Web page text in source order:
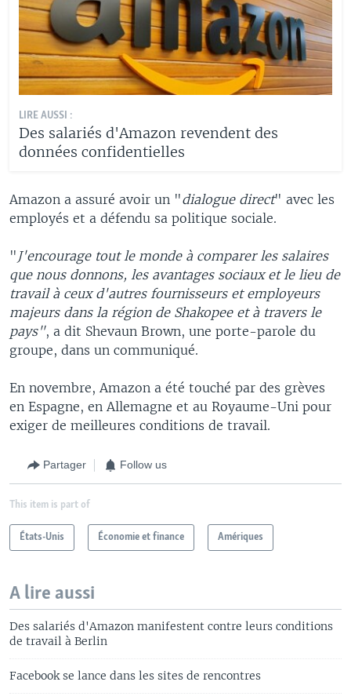
LIRE AUSSI :
Des salariés d'Amazon revendent des
données confidentielles
Amazon a assuré avoir un "dialogue direct" avec les
employés et a défendu sa politique sociale.
" J'encourage tout le monde à comparer les salaires
que nous donnons, les avantages sociaux et le lieu de
travail à ceux d'autres fournisseurs et employeurs
majeurs dans la région de Shakopee et à travers le
pays", a dit Shevaun Brown, une porte-parole du
groupe, dans un communiqué.
En novembre, Amazon a été touché par des grèves
en Espagne, en Allemagne et au Royaume-Uni pour
exiger de meilleures conditions de travail.
Partager Follow us
This item is part of
États-Unis Économie et finance Amériques
A lire aussi
Des salariés d'Amazon manifestent contre leurs conditions
de travail à Berlin
Facebook se lance dans les sites de rencontres